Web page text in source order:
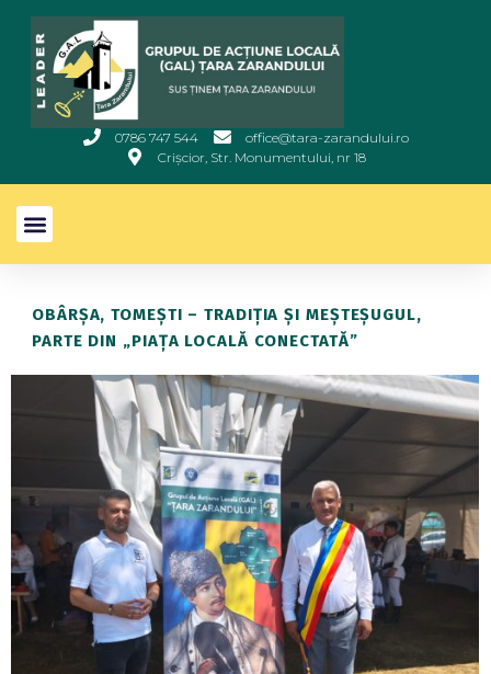
0786 747 544
office@tara-zarandului.ro
Crișcior, Str. Monumentului, nr 18
OBÂRȘA, TOMEȘTI – TRADIȚIA ȘI MEȘTEȘUGUL,
PARTE DIN „PIAȚA LOCALĂ CONECTATĂ”